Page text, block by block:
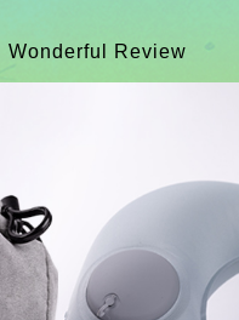
Wonderful Review